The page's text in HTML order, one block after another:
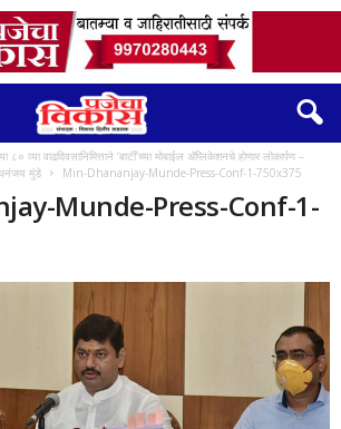
व्या वाढदिवसानिमित्ताने ‘बार्टी’च्या मोबाईल ॲप्लिकेशनचे होणार लोकार्पण –
धनंजय मुंडे
Min-Dhananjay-Munde-Press-Conf-1-750x375
Munde-Press-Conf-1-